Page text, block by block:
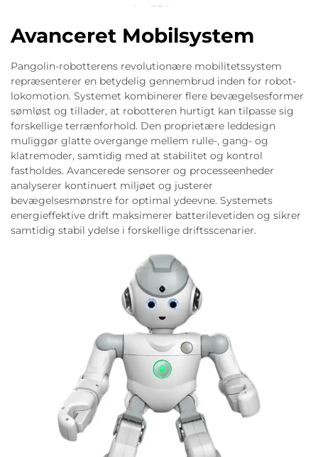
Avanceret Mobilsystem
Pangolin-robotterens revolutionære mobilitetssystem
repræsenterer en betydelig gennembrud inden for robot-
lokomotion. Systemet kombinerer flere bevægelsesformer
sømløst og tillader, at robotteren hurtigt kan tilpasse sig
forskellige terrænforhold. Den proprietære leddesign
muliggør glatte overgange mellem rulle-, gang- og
klatremoder, samtidig med at stabilitet og kontrol
fastholdes. Avancerede sensorer og processeenheder
analyserer kontinuert miljøet og justerer
bevægelsesmønstre for optimal ydeevne. Systemets
energieffektive drift maksimerer batterilevetiden og sikrer
samtidig stabil ydelse i forskellige driftsscenarier.